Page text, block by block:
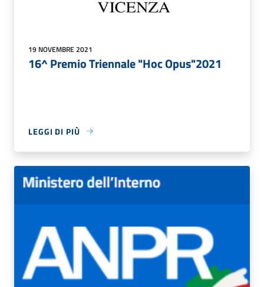
19 NOVEMBRE 2021
16^ Premio Triennale "Hoc Opus"2021
LEGGI DI PIÙ